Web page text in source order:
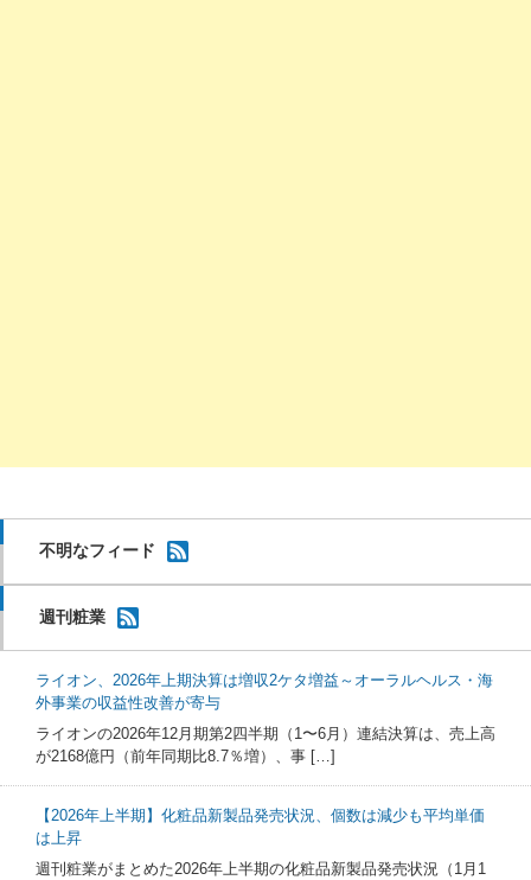
不明なフィード
週刊粧業
ライオン、2026年上期決算は増収2ケタ増益～オーラルヘルス・海
外事業の収益性改善が寄与
ライオンの2026年12月期第2四半期（1〜6月）連結決算は、売上高
が2168億円（前年同期比8.7％増）、事 […]
【2026年上半期】化粧品新製品発売状況、個数は減少も平均単価
は上昇
週刊粧業がまとめた2026年上半期の化粧品新製品発売状況（1月1